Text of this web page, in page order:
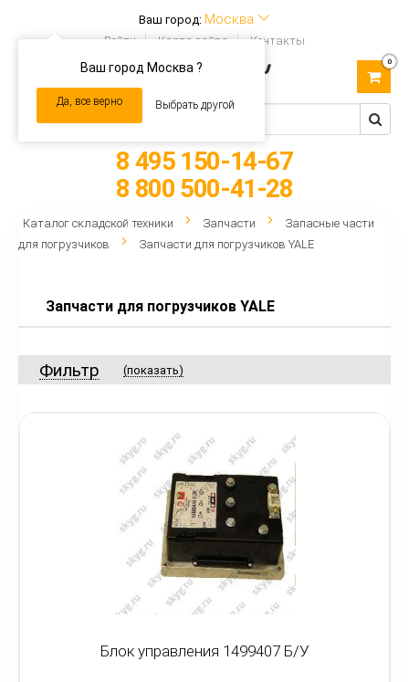
Ваш город: Москва
Ваш город Москва ?
Да, все верно Выбрать другой
Войти Карта сайта Контакты
navigation
0
8 495 150-14-67
8 800 500-41-28
Каталог складской техники Запчасти
Запасные части
для погрузчиков
Запчасти для погрузчиков YALE
Запчасти для погрузчиков YALE
Фильтр (показать)
Блок управления 1499407 Б/У